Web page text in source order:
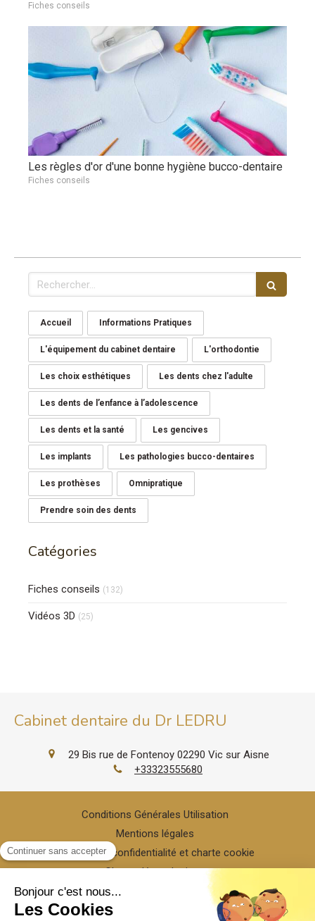
Fiches conseils
Les règles d'or d'une bonne hygiène bucco-dentaire
Fiches conseils
Rechercher
Accueil Informations Pratiques
L'équipement du cabinet dentaire L'orthodontie
Les choix esthétiques Les dents chez l'adulte
Les dents de l’enfance à l’adolescence
Les dents et la santé Les gencives
Les implants Les pathologies bucco-dentaires
Les prothèses Omnipratique
Prendre soin des dents
Catégories
Fiches conseils (132)
Vidéos 3D (25)
Cabinet dentaire du Dr LEDRU
29 Bis rue de Fontenoy 02290 Vic sur Aisne
+33323555680
Conditions Générales Utilisation
Mentions légales
Politique de confidentialité et charte cookie
Charte déontologique
Annuaires chirurgiens dentistes